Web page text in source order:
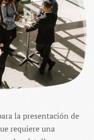
la presentación de
requiere una